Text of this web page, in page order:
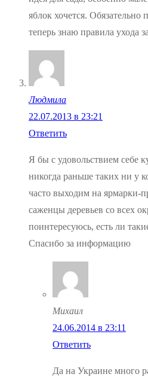
яблок хочется. Обязательно
теперь знаю правила ухода
Людмила
22.07.2013 в 23:21
Ответить
Я бы с удовольствием себе
никогда раньше таких ни у
часто выходим на ярмарки-
саженцы деревьев со всех
поинтересуюсь, есть ли
Спасибо за информацию
Михаил
24.06.2014 в 23:11
Ответить
Да на Украине много